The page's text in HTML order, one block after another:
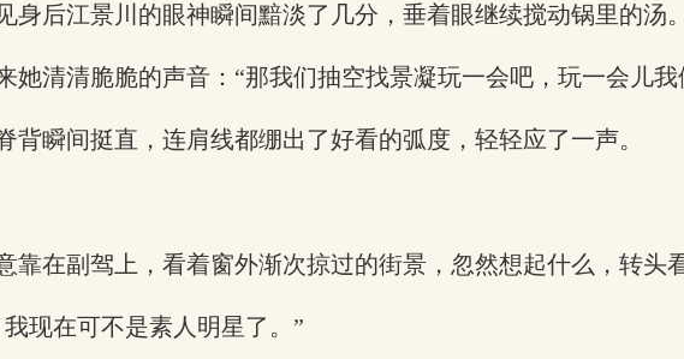
身后江景川的眼神瞬间黯淡了几分，垂着眼继续搅动锅里的汤
她清清脆脆的声音：“那我们抽空找景凝玩一会吧，玩一会儿
背瞬间挺直，连肩线都绷出了好看的弧度，轻轻应了一声。
靠在副驾上，看着窗外渐次掠过的街景，忽然想起什么，转头
现在可不是素人明星了。”